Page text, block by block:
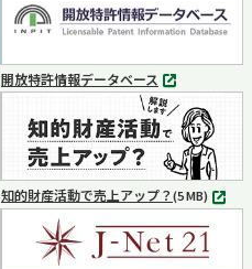
ブ
で
く
開放特許情報データベース
別
タ
ブ
で
開
く
知的財産活動で売上アップ？(5 MB) MP4